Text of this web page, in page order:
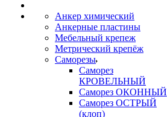
Анкер химический
Анкерные пластины
Мебельный крепеж
Метрический крепёж
Саморезы
Саморез
КРОВЕЛЬНЫЙ
Саморез ОКОННЫЙ
Саморез ОСТРЫЙ
(клоп)